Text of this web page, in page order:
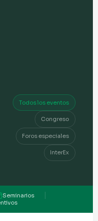
Todos los eventos
Congreso
Foros especiales
InterEx
Seminarios